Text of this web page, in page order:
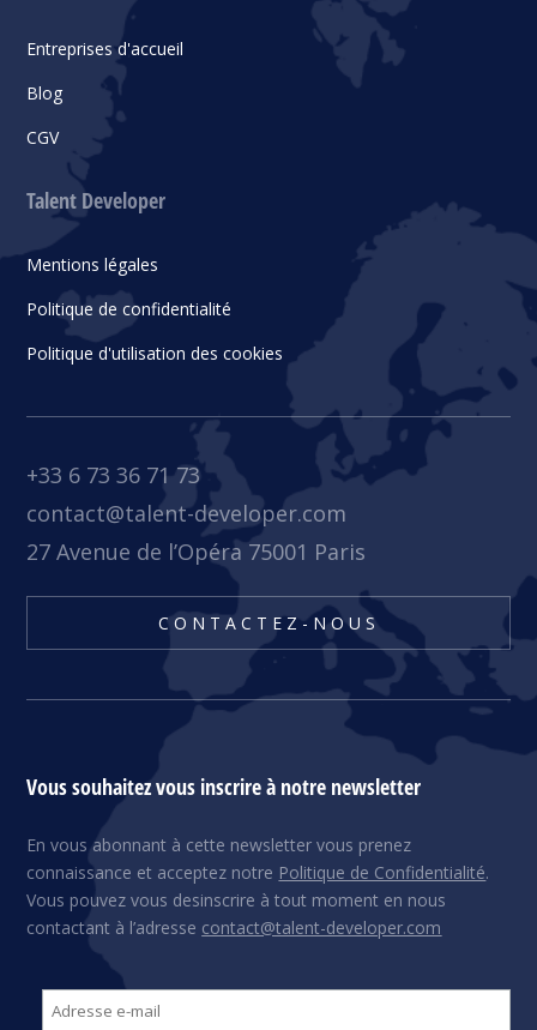
Entreprises d'accueil
Blog
CGV
Talent Developer
Mentions légales
Politique de confidentialité
Politique d'utilisation des cookies
+33 6 73 36 71 73
contact@talent-developer.com
27 Avenue de l’Opéra 75001 Paris
CONTACTEZ-NOUS
Vous souhaitez vous inscrire à notre newsletter
En vous abonnant à cette newsletter vous prenez
connaissance et acceptez notre Politique de Confidentialité.
Vous pouvez vous desinscrire à tout moment en nous
contactant à l’adresse contact@talent-developer.com